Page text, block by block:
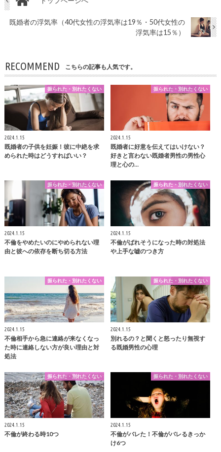
既婚者の浮気率（40代女性の浮気率は19％・50代女性の
浮気率は15％）
RECOMMEND こちらの記事も人気です。
振られた・別れたくない
2024.1.15
既婚者の子供を妊娠！彼に中絶を求
められた時はどうすればいい？
振られた・別れたくない
2024.1.15
既婚者に好意を伝えてはいけない？
好きと言わない既婚者男性の男性心
理と心の…
振られた・別れたくない
2024.1.15
不倫をやめたいのにやめられない理
由と彼への依存を断ち切る方法
振られた・別れたくない
2024.1.15
不倫がばれそうになった時の対処法
や上手な嘘のつき方
振られた・別れたくない
2024.1.15
不倫相手から急に連絡が来なくなっ
た時に連絡しない方が良い理由と対
処法
振られた・別れたくない
2024.1.15
別れるの？と聞くと怒ったり無視す
る既婚男性の心理
振られた・別れたくない
2024.1.15
不倫が終わる時10つ
振られた・別れたくない
2024.1.15
不倫がバレた！不倫がバレるきっか
け6つ